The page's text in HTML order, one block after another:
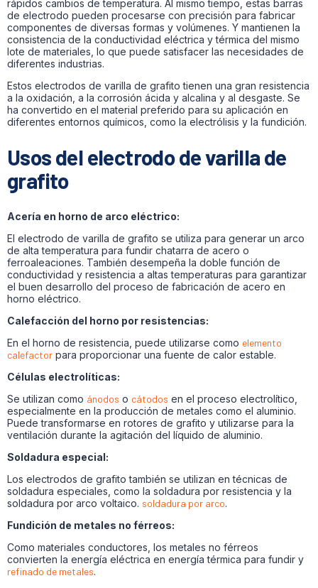
rápidos cambios de temperatura. Al mismo tiempo, estas barras
de electrodo pueden procesarse con precisión para fabricar
componentes de diversas formas y volúmenes. Y mantienen la
consistencia de la conductividad eléctrica y térmica del mismo
lote de materiales, lo que puede satisfacer las necesidades de
diferentes industrias.
Estos electrodos de varilla de grafito tienen una gran resistencia
a la oxidación, a la corrosión ácida y alcalina y al desgaste. Se
ha convertido en el material preferido para su aplicación en
diferentes entornos químicos, como la electrólisis y la fundición.
Usos del electrodo de varilla de
grafito
Acería en horno de arco eléctrico:
El electrodo de varilla de grafito se utiliza para generar un arco
de alta temperatura para fundir chatarra de acero o
ferroaleaciones. También desempeña la doble función de
conductividad y resistencia a altas temperaturas para garantizar
el buen desarrollo del proceso de fabricación de acero en
horno eléctrico.
Calefacción del horno por resistencias:
En el horno de resistencia, puede utilizarse como elemento
calefactor para proporcionar una fuente de calor estable.
Células electrolíticas:
Se utilizan como ánodos o cátodos en el proceso electrolítico,
especialmente en la producción de metales como el aluminio.
Puede transformarse en rotores de grafito y utilizarse para la
ventilación durante la agitación del líquido de aluminio.
Soldadura especial:
Los electrodos de grafito también se utilizan en técnicas de
soldadura especiales, como la soldadura por resistencia y la
soldadura por arco voltaico. soldadura por arco.
Fundición de metales no férreos:
Como materiales conductores, los metales no férreos
convierten la energía eléctrica en energía térmica para fundir y
refinado de metales.